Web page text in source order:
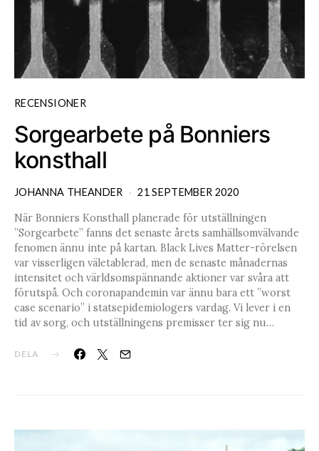
RECENSIONER
Sorgearbete på Bonniers
konsthall
JOHANNA THEANDER 21 SEPTEMBER 2020
När Bonniers Konsthall planerade för utställningen
”Sorgearbete” fanns det senaste årets samhällsomvälvande
fenomen ännu inte på kartan. Black Lives Matter-rörelsen
var visserligen väletablerad, men de senaste månadernas
intensitet och världsomspännande aktioner var svåra att
förutspå. Och coronapandemin var ännu bara ett ”worst
case scenario” i statsepidemiologers vardag. Vi lever i en
tid av sorg, och utställningens premisser ter sig nu…
DELA